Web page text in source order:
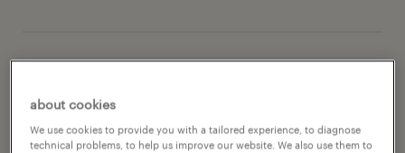
consulting services
about cookies
We use cookies to provide you with a tailored experience, to diagnose
technical problems, to help us improve our website. We also use them to